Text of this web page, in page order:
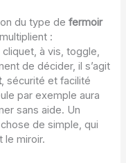
du type defermoir
:
à vis, toggle,
de décider, il s’agit
, sécurité et facilité
par exemple aura
sans aide. Un
de simple, qui
le miroir.